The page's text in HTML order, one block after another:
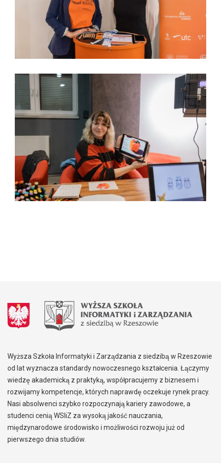
Wyższa Szkoła Informatyki i Zarządzania z siedzibą w Rzeszowie
od lat wyznacza standardy nowoczesnego kształcenia. Łączymy
wiedzę akademicką z praktyką, współpracujemy z biznesem i
rozwijamy kompetencje, których naprawdę oczekuje rynek pracy.
Nasi absolwenci szybko rozpoczynają kariery zawodowe, a
studenci cenią WSIiZ za wysoką jakość nauczania,
międzynarodowe środowisko i możliwości rozwoju już od
pierwszego dnia studiów.